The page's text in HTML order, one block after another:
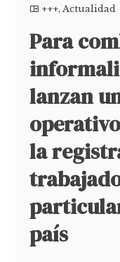
+++,Actualidad
Para
lanzan
la
país